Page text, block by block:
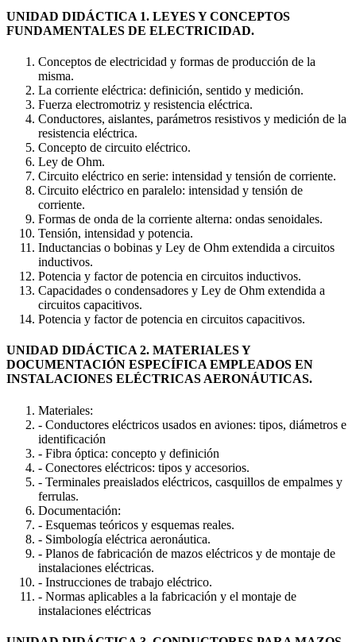
UNIDAD DIDÁCTICA 1. LEYES Y CONCEPTOS
FUNDAMENTALES DE ELECTRICIDAD.
Conceptos de electricidad y formas de producción de la
misma.
La corriente eléctrica: definición, sentido y medición.
Fuerza electromotriz y resistencia eléctrica.
Conductores, aislantes, parámetros resistivos y medición de la
resistencia eléctrica.
Concepto de circuito eléctrico.
Ley de Ohm.
Circuito eléctrico en serie: intensidad y tensión de corriente.
Circuito eléctrico en paralelo: intensidad y tensión de
corriente.
Formas de onda de la corriente alterna: ondas senoidales.
Tensión, intensidad y potencia.
Inductancias o bobinas y Ley de Ohm extendida a circuitos
inductivos.
Potencia y factor de potencia en circuitos inductivos.
Capacidades o condensadores y Ley de Ohm extendida a
circuitos capacitivos.
Potencia y factor de potencia en circuitos capacitivos.
UNIDAD DIDÁCTICA 2. MATERIALES Y
DOCUMENTACIÓN ESPECÍFICA EMPLEADOS EN
INSTALACIONES ELÉCTRICAS AERONÁUTICAS.
Materiales:
- Conductores eléctricos usados en aviones: tipos, diámetros e
identificación
- Fibra óptica: concepto y definición
- Conectores eléctricos: tipos y accesorios.
- Terminales preaislados eléctricos, casquillos de empalmes y
ferrulas.
Documentación:
- Esquemas teóricos y esquemas reales.
- Simbología eléctrica aeronáutica.
- Planos de fabricación de mazos eléctricos y de montaje de
instalaciones eléctricas.
- Instrucciones de trabajo eléctrico.
- Normas aplicables a la fabricación y el montaje de
instalaciones eléctricas